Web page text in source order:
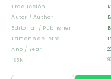
Traducción
Autor / Author
Editorial / Publisher
Tamaño de letra
Año / Year
ISBN